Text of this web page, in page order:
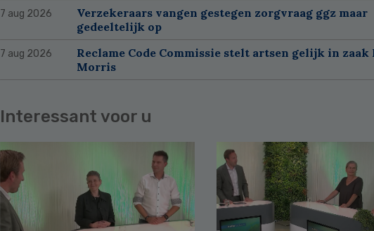
7 aug 2026
Verzekeraars vangen gestegen zorgvraag ggz maar
gedeeltelijk op
7 aug 2026
Reclame Code Commissie stelt artsen gelijk in
Morris
Interessant voor u